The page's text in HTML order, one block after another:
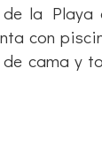
la Playa
con
cama y